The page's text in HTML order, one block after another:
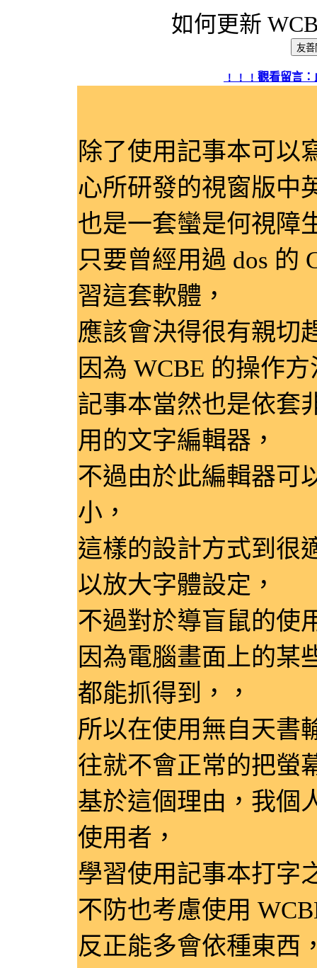
如何更新
﹗﹗﹗觀看留言
除了使用記事本可以
心所研發的視窗版中
也是一套蠻是何視障
只要曾經用過 dos 的
習這套軟體，
應該會決得很有親切
因為 WCBE 的操作
記事本當然也是依套
用的文字編輯器，
不過由於此編輯器可
小，
這樣的設計方式到很
以放大字體設定，
不過對於導盲鼠的使
因為電腦畫面上的某
都能抓得到，，
所以在使用無自天書
往就不會正常的把螢
基於這個理由，我個
使用者，
學習使用記事本打字
不防也考慮使用
反正能多會依種東西